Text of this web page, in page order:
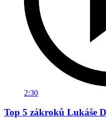
2:30
Top 5 zákroků Lukáše